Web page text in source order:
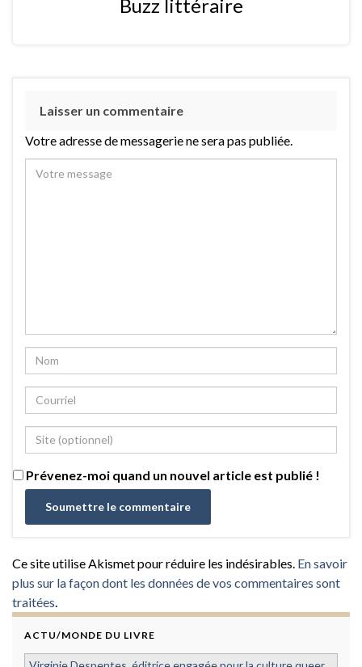
Buzz littéraire
Laisser un commentaire
Votre adresse de messagerie ne sera pas publiée.
Prévenez-moi quand un nouvel article est publié !
Ce site utilise Akismet pour réduire les indésirables. En savoir
plus sur la façon dont les données de vos commentaires sont
traitées
ACTU/MONDE DU LIVRE